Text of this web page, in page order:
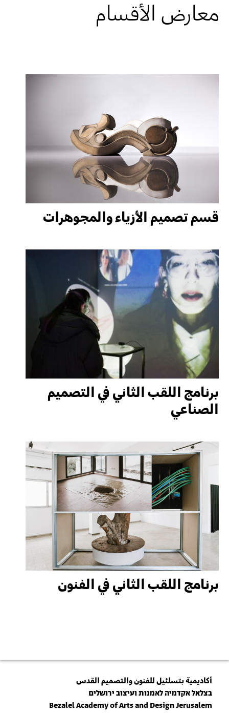
معارض الأقسام
قسم تصميم الأزياء والمجوهرات
برنامج اللقب الثاني في التصميم
الصناعي
برنامج اللقب الثاني في الفنون
أكاديمية بتسلئيل للفنون والتصميم القدس
בצלאל אקדמיה לאמנות ועיצוב ירושלים
Bezalel Academy of Arts and Design Jerusalem